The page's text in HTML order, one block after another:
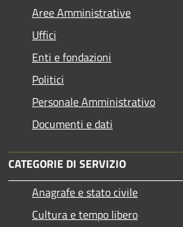
Aree Amministrative
Uffici
Enti e fondazioni
Politici
Personale Amministrativo
Documenti e dati
CATEGORIE DI SERVIZIO
Anagrafe e stato civile
Cultura e tempo libero